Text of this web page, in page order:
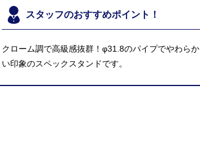
スタッフのおすすめポイント！
クローム調で高級感抜群！φ31.8のパイプでやわらか
い印象のスペックスタンドです。